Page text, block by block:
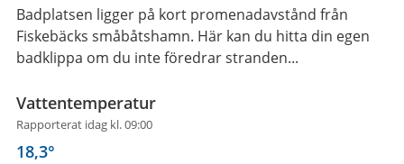
Badplatsen ligger på kort promenadavstånd från
Fiskebäcks småbåtshamn. Här kan du hitta din egen
badklippa om du inte föredrar stranden...
Vattentemperatur
Rapporterat idag kl. 09:00
18,3°